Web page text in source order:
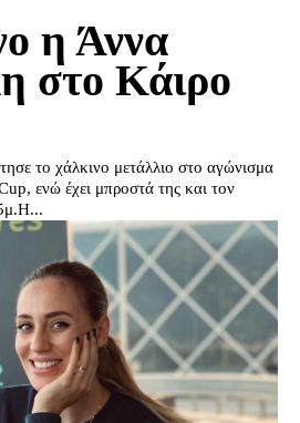
η Άννα
στο Κάιρο
το χάλκινο μετάλλιο στο αγώνισμα
ενώ έχει μπροστά της και τον